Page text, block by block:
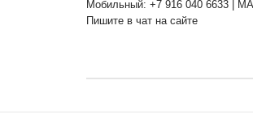
Мобильный: +7 916 040 6633 |
Пишите в чат на сайте